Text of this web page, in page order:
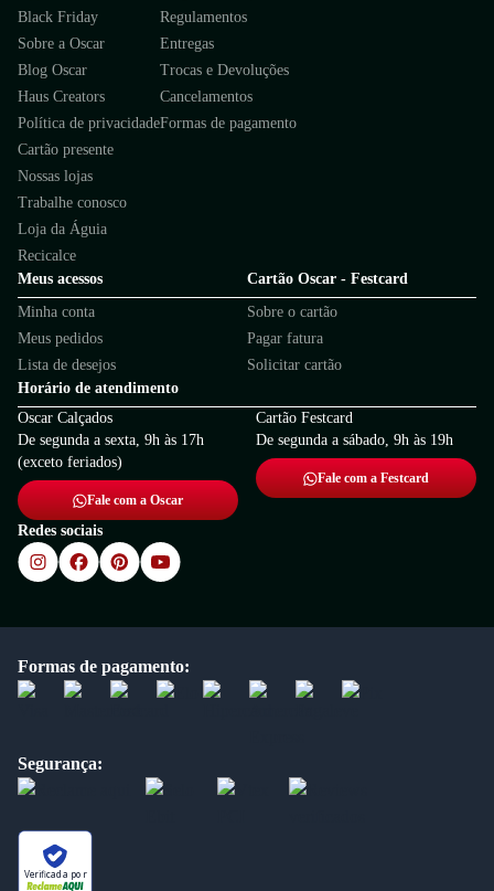
Black Friday
Sobre a Oscar
Blog Oscar
Haus Creators
Política de privacidade
Cartão presente
Nossas lojas
Trabalhe conosco
Loja da Águia
Recicalce
Regulamentos
Entregas
Trocas e Devoluções
Cancelamentos
Formas de pagamento
Meus acessos
Minha conta
Meus pedidos
Lista de desejos
Cartão Oscar - Festcard
Sobre o cartão
Pagar fatura
Solicitar cartão
Horário de atendimento
Oscar Calçados
De segunda a sexta, 9h às 17h
(exceto feriados)
Fale com a Oscar
Cartão Festcard
De segunda a sábado, 9h às 19h
Fale com a Festcard
Redes sociais
Formas de pagamento:
Segurança:
Verificada por